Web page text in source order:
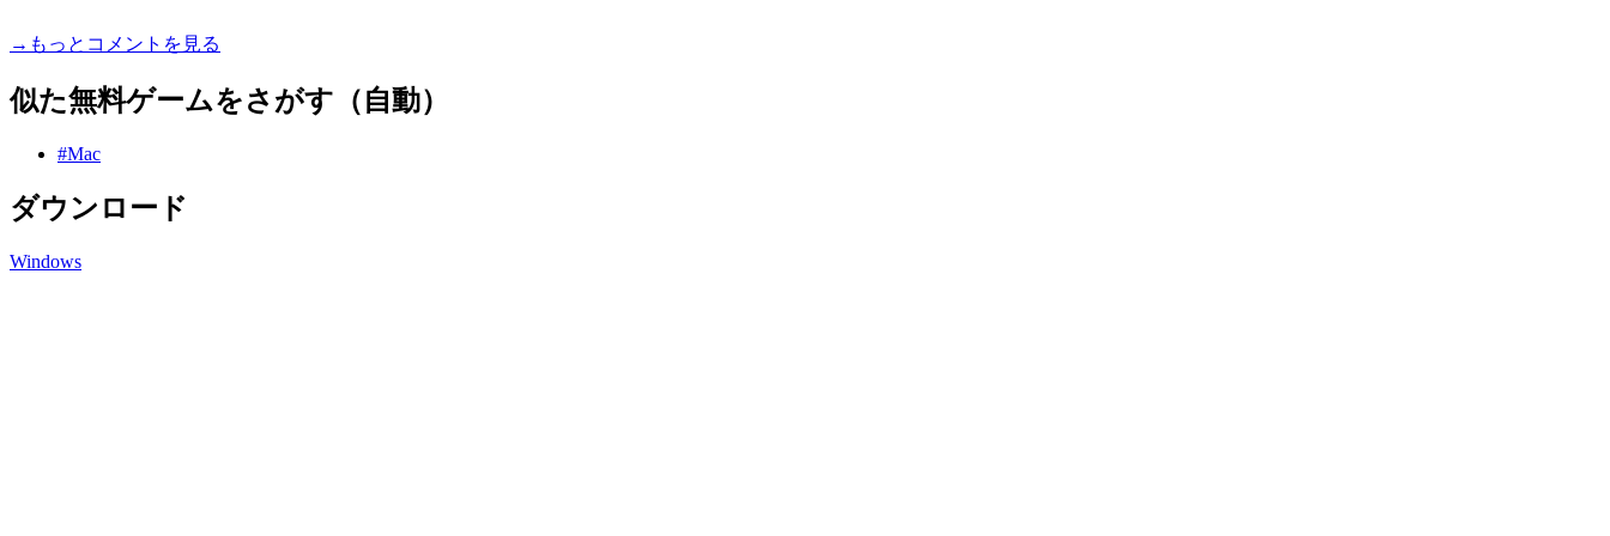
→もっとコメントを見る
似た無料ゲームをさがす（自動）
#Mac
ダウンロード
Windows